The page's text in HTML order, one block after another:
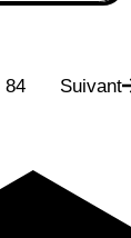
84 Suivant